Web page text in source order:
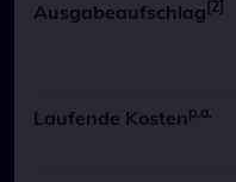
Ausgabeaufschlag [2]
Laufende Kosten p.a.